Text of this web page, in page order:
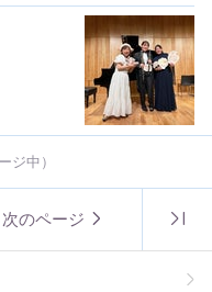
ジ中）
次のページ